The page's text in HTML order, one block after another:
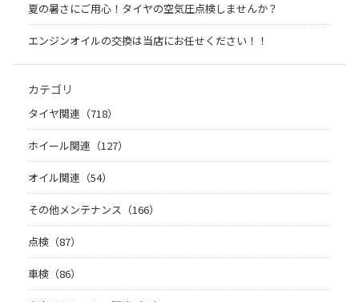
夏の暑さにご用心！タイヤの空気圧点検しませんか？
エンジンオイルの交換は当店にお任せください！！
カテゴリ
タイヤ関連（718）
ホイール関連（127）
オイル関連（54）
その他メンテナンス（166）
点検（87）
車検（86）